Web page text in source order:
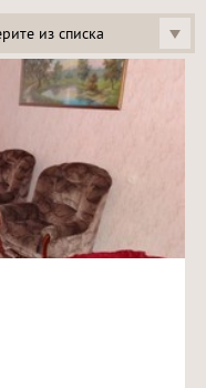
из списка